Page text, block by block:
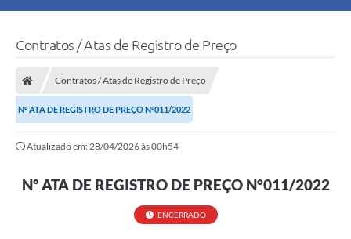
Contratos / Atas de Registro de Preço
Contratos / Atas de Registro de Preço
Nº ATA DE REGISTRO DE PREÇO N°011/2022
Atualizado em: 28/04/2026 às 00h54
Nº ATA DE REGISTRO DE PREÇO N°011/2022
ENCERRADO